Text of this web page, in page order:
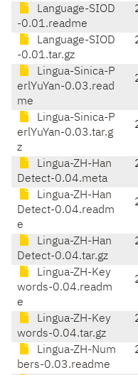
Language-SIOD
-0.01.readme
Language-SIOD
-0.01.tar.gz
Lingua-Sinica-P
erlYuYan-0.03.read
me
Lingua-Sinica-P
erlYuYan-0.03.tar.g
z
Lingua-ZH-Han
Detect-0.04.meta
Lingua-ZH-Han
Detect-0.04.readm
e
Lingua-ZH-Han
Detect-0.04.tar.gz
Lingua-ZH-Key
words-0.04.readm
e
Lingua-ZH-Key
words-0.04.tar.gz
Lingua-ZH-Num
bers-0.03.readme